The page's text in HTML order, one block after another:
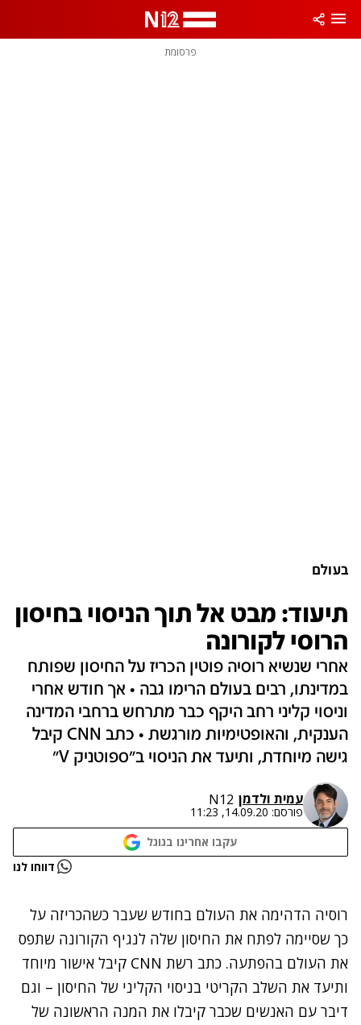
פרסומת
בעולם
תיעוד: מבט אל תוך הניסוי בחיסון
הרוסי לקורונה
אחרי שנשיא רוסיה פוטין הכריז על החיסון שפותח
במדינתו, רבים בעולם הרימו גבה • אך חודש אחרי
וניסוי קליני רחב היקף כבר מתרחש ברחבי המדינה
הענקית, והאופטימיות מורגשת • כתב CNN קיבל
גישה מיוחדת, ותיעד את הניסוי ב"ספוטניק V"
עמית ולדמן N12
פורסם: 14.09.20, 11:23
עקבו אחרינו בגוגל
נתקלנו בבעיה דווחו לנו
רוסיה הדהימה את העולם בחודש שעבר כשהכריזה על
כך שסיימה לפתח את החיסון שלה לנגיף הקורונה שתפס
את העולם בהפתעה. כתב רשת CNN קיבל אישור מיוחד
ותיעד את השלב הקריטי בניסוי הקליני של החיסון – וגם
דיבר עם האנשים שכבר קיבלו את המנה הראשונה של